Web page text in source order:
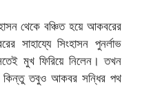
থেকে বঞ্চিত হয়ে আকবরের
সাহায্যে সিংহাসন পুনর্লাভ
মুখ ফিরিয়ে নিলেন। তখন
তবুও আকবর সন্ধির পথ